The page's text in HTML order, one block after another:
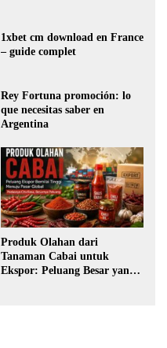
1xbet cm download en France
– guide complet
Rey Fortuna promoción: lo
que necesitas saber en
Argentina
Produk Olahan dari
Tanaman Cabai untuk
Ekspor: Peluang Besar yang